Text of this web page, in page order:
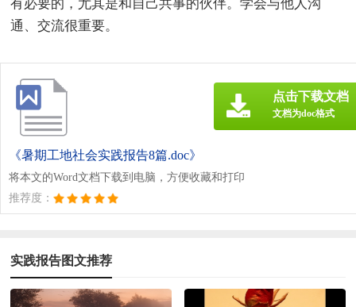
有必要的，尤其是和自己共事的伙伴。学会与他人沟
通、交流很重要。
《暑期工地社会实践报告8篇.doc》
将本文的Word文档下载到电脑，方便收藏和打印
推荐度：
点击下载文档
文档为doc格式
实践报告图文推荐